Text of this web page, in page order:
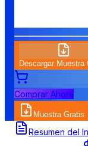
Descargar Muestra
Comprar Ahora
Muestra Gratis
Resumen del